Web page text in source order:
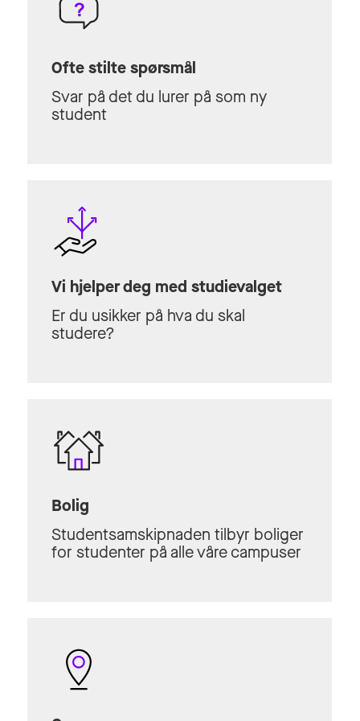
Ofte stilte spørsmål
Svar på det du lurer på som ny
student
Vi hjelper deg med studievalget
Er du usikker på hva du skal
studere?
Bolig
Studentsamskipnaden tilbyr boliger
for studenter på alle våre campuser